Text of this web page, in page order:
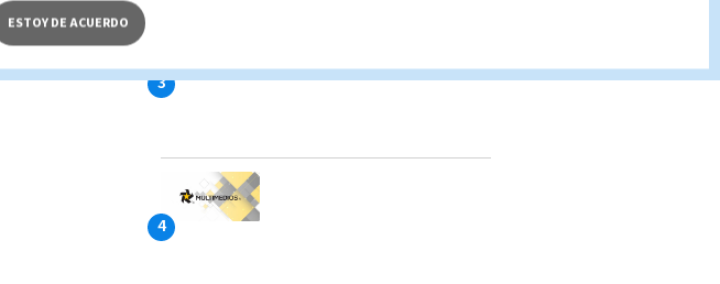
ESTOY DE ACUERDO